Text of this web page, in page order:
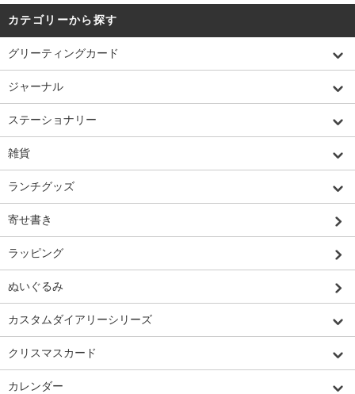
カテゴリーから探す
グリーティングカード
ジャーナル
ステーショナリー
雑貨
ランチグッズ
寄せ書き
ラッピング
ぬいぐるみ
カスタムダイアリーシリーズ
クリスマスカード
カレンダー